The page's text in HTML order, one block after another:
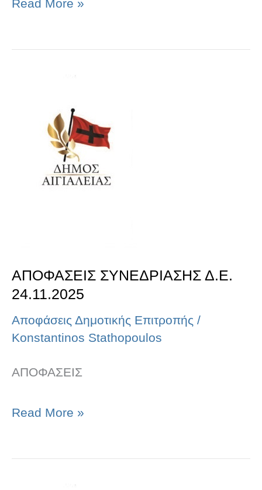
Read More »
ΑΠΟΦΑΣΕΙΣ ΣΥΝΕΔΡΙΑΣΗΣ Δ.Ε.
24.11.2025
Αποφάσεις Δημοτικής Επιτροπής /
Konstantinos Stathopoulos
ΑΠΟΦΑΣΕΙΣ
ΣΥΝΕΔΡΙΑΣΗΣ
24.11.2025
Read More »